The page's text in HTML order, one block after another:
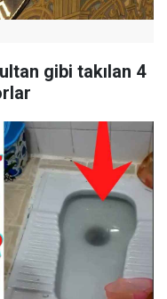
gibi takılan 4